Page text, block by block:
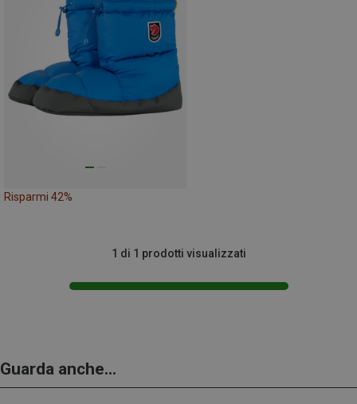
Risparmi 42%
1 di 1 prodotti visualizzati
Guarda anche...